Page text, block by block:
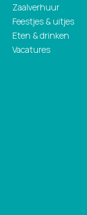
Zaalverhuur
Feestjes & uitjes
Eten & drinken
Vacatures